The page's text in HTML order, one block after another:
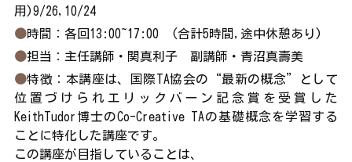
用)9/26,10/24
●時間：各回13:00~17:00　(合計5時間,途中休憩あり)
●担当：主任講師・関真利子　副講師・青沼真壽美
●特徴：本講座は、国際TA協会の“最新の概念”として
位置づけられエリックバーン記念賞を受賞した
KeithTudor博士のCo-Creative TAの基礎概念を学習する
ことに特化した講座です。
この講座が目指していることは、